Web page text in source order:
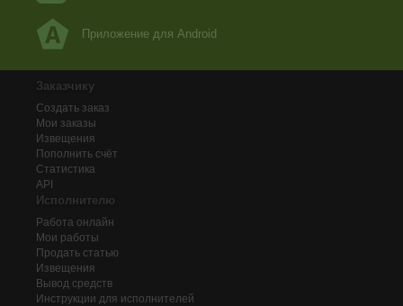
Приложение для Android
Заказчику
Создать заказ
Мои заказы
Извещения
Пополнить счёт
Статистика
API
Исполнителю
Работа онлайн
Мои работы
Продать статью
Извещения
Вывод средств
Инструкции для исполнителей